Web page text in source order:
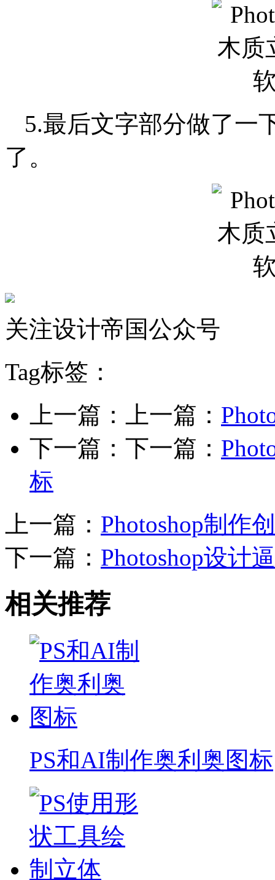
5.最后文字部分做了一
了。
关注设计帝国公众号
Tag标签：
上一篇：上一篇：
下一篇：下一篇：
标
上一篇： Photoshop制作
下一篇： Photoshop设计
相关推荐
PS和AI制作奥利奥图标